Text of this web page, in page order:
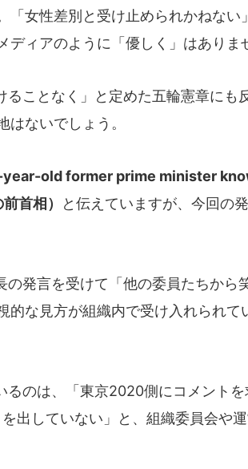
「女性差別と受け止められかねない
ィアのように「優しく」はありま
ことなく」と定めた五輪憲章にも
ないでしょう。
year-old former prime minister
首相）
と伝えていますが、今回の
発言を受けて「他の委員たちから
的な見方が組織内で受け入れられて
のは、「東京2020側にコメントを
出していない」と、組織委員会や